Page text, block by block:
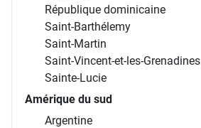
République dominicaine
Saint-Barthélemy
Saint-Martin
Saint-Vincent-et-les-Grenadines
Sainte-Lucie
Amérique du sud
Argentine